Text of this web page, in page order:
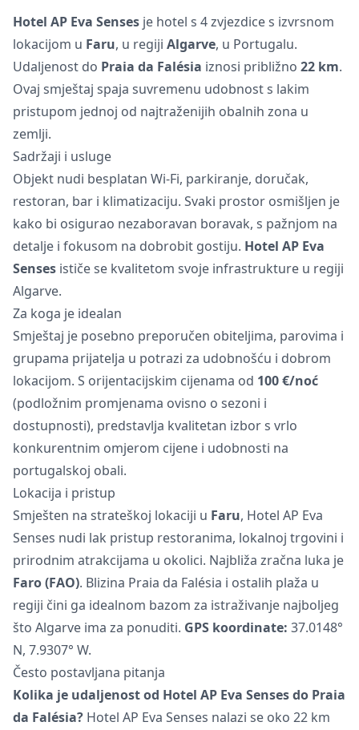
Hotel AP Eva Senses je hotel s 4 zvjezdice s izvrsnom
lokacijom u Faru, u regiji Algarve, u Portugalu.
Udaljenost do Praia da Falésia iznosi približno 22 km.
Ovaj smještaj spaja suvremenu udobnost s lakim
pristupom jednoj od najtraženijih obalnih zona u
zemlji.
Sadržaji i usluge
Objekt nudi besplatan Wi-Fi, parkiranje, doručak,
restoran, bar i klimatizaciju. Svaki prostor osmišljen je
kako bi osigurao nezaboravan boravak, s pažnjom na
detalje i fokusom na dobrobit gostiju. Hotel AP Eva
Senses ističe se kvalitetom svoje infrastrukture u regiji
Algarve.
Za koga je idealan
Smještaj je posebno preporučen obiteljima, parovima i
grupama prijatelja u potrazi za udobnošću i dobrom
lokacijom. S orijentacijskim cijenama od 100 €/noć
(podložnim promjenama ovisno o sezoni i
dostupnosti), predstavlja kvalitetan izbor s vrlo
konkurentnim omjerom cijene i udobnosti na
portugalskoj obali.
Lokacija i pristup
Smješten na strateškoj lokaciji u Faru, Hotel AP Eva
Senses nudi lak pristup restoranima, lokalnoj trgovini i
prirodnim atrakcijama u okolici. Najbliža zračna luka je
Faro (FAO). Blizina Praia da Falésia i ostalih plaža u
regiji čini ga idealnom bazom za istraživanje najboljeg
što Algarve ima za ponuditi. GPS koordinate: 37.0148°
N, 7.9307° W.
Često postavljana pitanja
Kolika je udaljenost od Hotel AP Eva Senses do Praia
da Falésia? Hotel AP Eva Senses nalazi se oko 22 km